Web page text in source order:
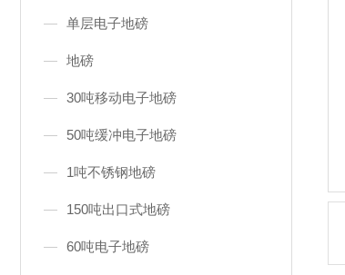
单层电子地磅
地磅
30吨移动电子地磅
50吨缓冲电子地磅
1吨不锈钢地磅
150吨出口式地磅
60吨电子地磅